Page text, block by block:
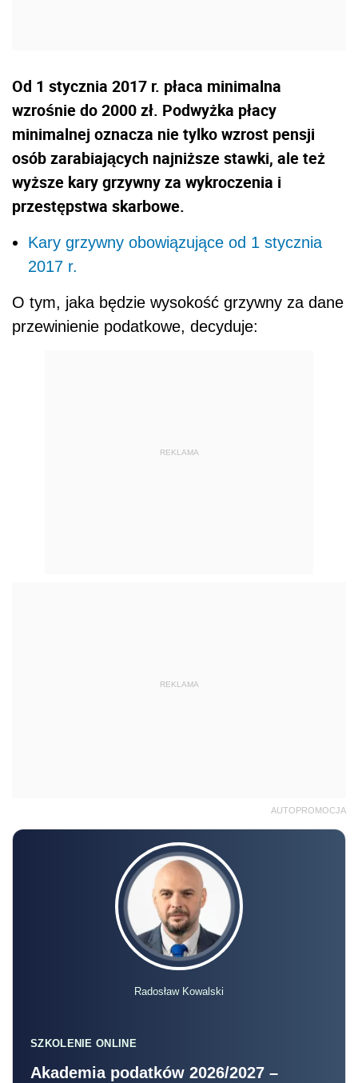
Od 1 stycznia 2017 r. płaca minimalna
wzrośnie do 2000 zł. Podwyżka płacy
minimalnej oznacza nie tylko wzrost pensji
osób zarabiających najniższe stawki, ale też
wyższe kary grzywny za wykroczenia i
przestępstwa skarbowe.
Kary grzywny obowiązujące od 1 stycznia
2017 r.
O tym, jaka będzie wysokość grzywny za dane
przewinienie podatkowe, decyduje:
REKLAMA
REKLAMA
AUTOPROMOCJA
Radosław Kowalski
SZKOLENIE ONLINE
Akademia podatków 2026/2027 –